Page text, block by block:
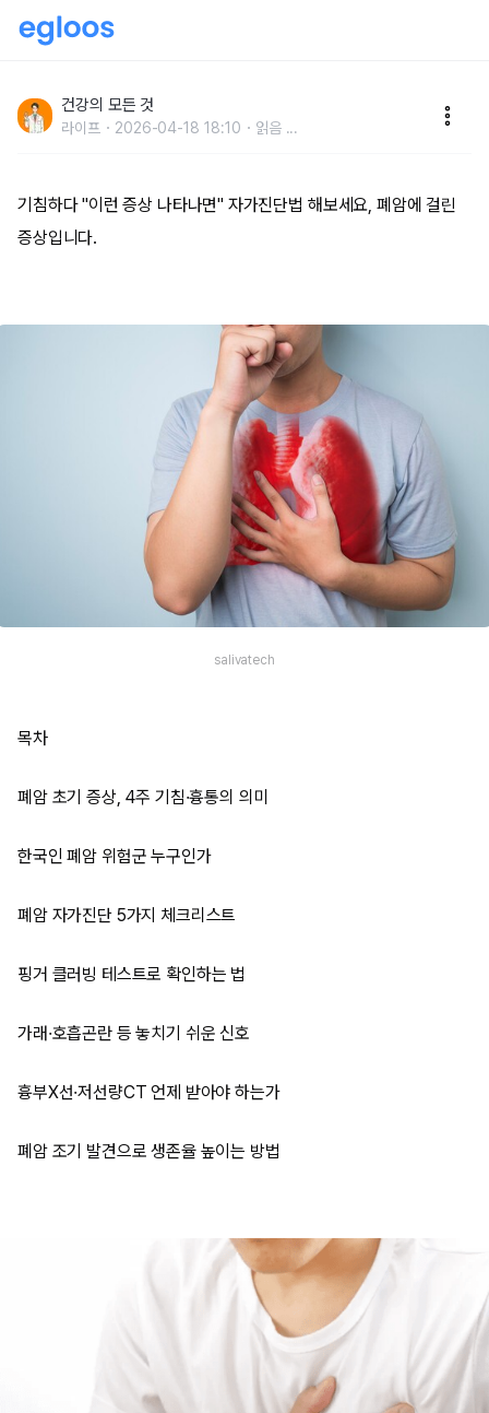
폐암에 걸린 증상입니다.
건강의 모든 것
라이프 2026-04-18 18:10 읽음 ...
기침하다 ''이런 증상 나타나면'' 자가진단법 해보세요, 폐암에 걸린
증상입니다.
salivatech
목차
폐암 초기 증상, 4주 기침·흉통의 의미
한국인 폐암 위험군 누구인가
폐암 자가진단 5가지 체크리스트
핑거 클러빙 테스트로 확인하는 법
가래·호흡곤란 등 놓치기 쉬운 신호
흉부X선·저선량CT 언제 받아야 하는가
폐암 조기 발견으로 생존율 높이는 방법